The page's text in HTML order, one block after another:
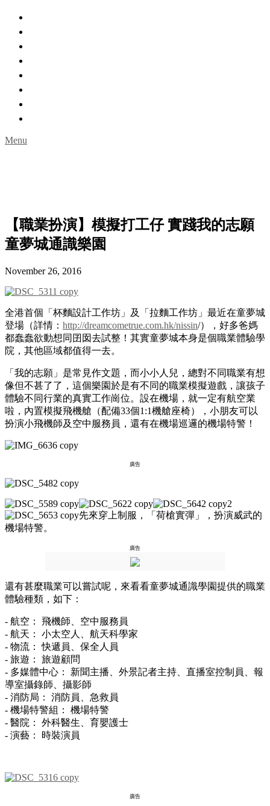
Menu
【職業扮演】模擬打工仔 實踐我的志願
童夢城通識樂園
November 26, 2016
全港首個「杯麵設計工作坊」及「拉麵工作坊」最近在童夢城
登場（詳情： http://dreamcometrue.com.hk/nissin/），好多爸媽
都蠢蠢欲動想同囝囡去試整！其實童夢城本身是個職業體驗學
院，其他區域都值得一去。
「我的志願」是常見作文題，而小小人兒，總對不同職業有想
像但不甚了了，這個樂園於是有不同的職業模擬遊戲，讓孩子
體驗不同行業的真實工作崗位。設在機場，就一定有航空業
啦，內置模擬飛機艙（配備33個1:1機艙座椅），小朋友可以
扮演小飛機師及空中服務員，還有在機場巡邏的機場特警！
廣告
先來穿上制服，「荷槍實彈」，扮演威武的
機場特警。
廣告
還有甚麼職業可以嘗試呢，來看看童夢城通識學園提供的職業
體驗種類，如下：
- 航空： 飛機師、空中服務員
- 航天： 小太空人、航天科學家
- 物流： 快遞員、保全人員
- 旅遊： 旅遊顧問
- 多媒體中心： 新聞主播、外景記者主持、直播室控制員、報
導室攝錄師、攝影師
- 消防局： 消防員、急救員
- 機場特警組： 機場特警
- 醫院： 外科醫生、育嬰護士
- 演藝： 時裝演員
廣告